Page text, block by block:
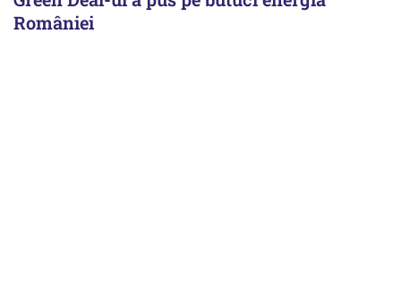
României